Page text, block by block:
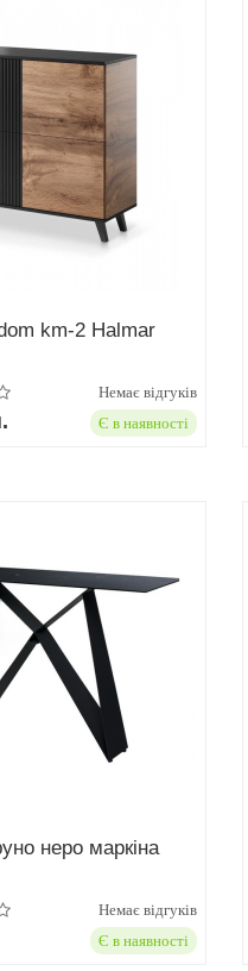
km-2 Halmar
Немає відгуків
Є в наявності
неро маркіна
Немає відгуків
Є в наявності